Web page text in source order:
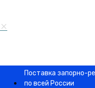
Поставка запорно-
по всей России